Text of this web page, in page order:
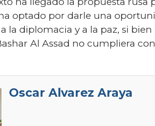
optado por darle una
la diplomacia y a la paz, si
Al Assad no cumpliera
Oscar Alvarez Araya